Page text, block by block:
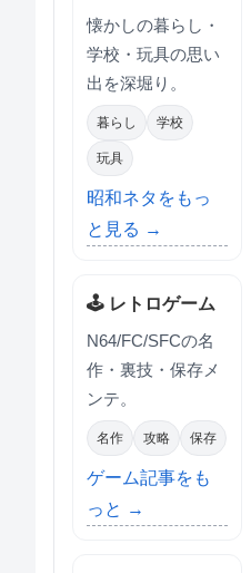
懐かしの暮らし・
学校・玩具の思い
出を深堀り。
暮らし 学校
玩具
昭和ネタをもっ
と見る →
🕹 レトロゲーム
N64/FC/SFCの名
作・裏技・保存メ
ンテ。
名作 攻略 保存
ゲーム記事をも
っと →